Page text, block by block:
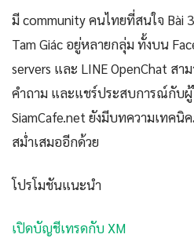
มี community คนไทยที่สนใจ Bài
Tam Giác อยู่หลายกลุ่ม ทั้งบน
servers และ LINE OpenChat ส
คำถาม และแชร์ประสบการณ์กับ
SiamCafe.net ยังมีบทความเทคนิ
สม่ำเสมออีกด้วย
โปรโมชันแนะนำ
เปิดบัญชีเทรดกับ XM